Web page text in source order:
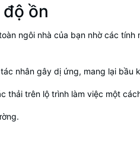
ồn
ngôi nhà của bạn nhờ các
nhân gây dị ứng, mang lại
trên lộ trình làm việc một